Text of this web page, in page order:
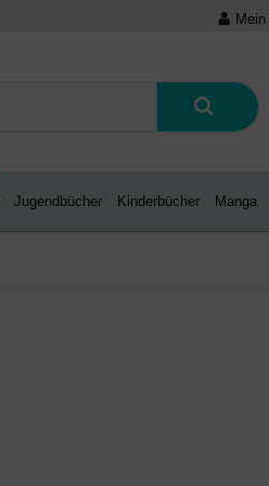
Jugendbücher Kinderbücher Manga